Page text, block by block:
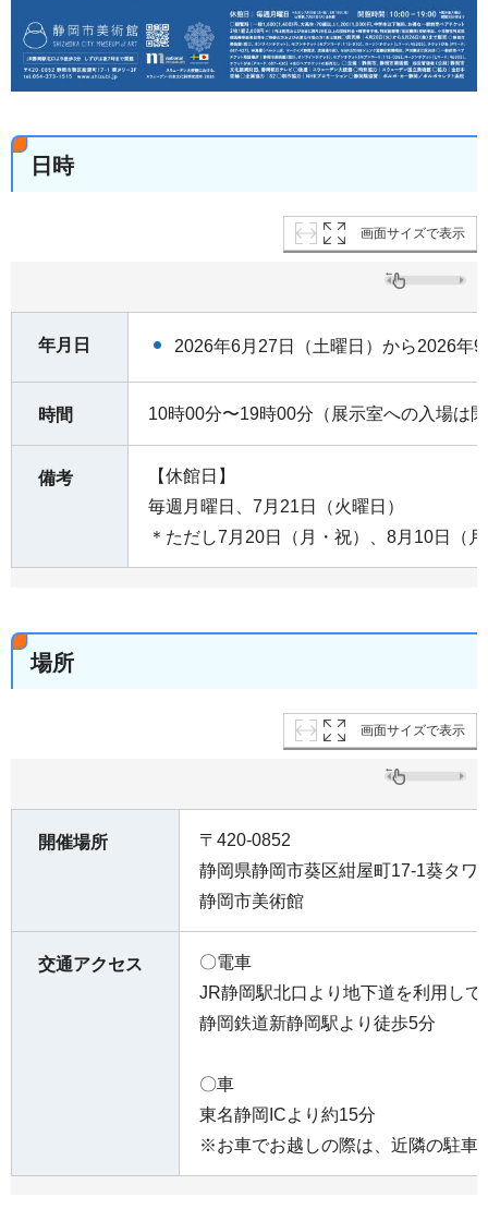
日時
画面サイズで表示
年月日 2026年6月27日（土曜日）から2026年
時間 10時00分〜19時00分（展示室への入場は
備考
【休館日】
毎週月曜日、7月21日（火曜日）
＊ただし7月20日（月・祝）、8月10日（
場所
画面サイズで表示
開催場所
〒420-0852
静岡県静岡市葵区紺屋町17-1葵タワ
静岡市美術館
交通アクセス
〇電車
JR静岡駅北口より地下道を利用して
静岡鉄道新静岡駅より徒歩5分
〇車
東名静岡ICより約15分
※お車でお越しの際は、近隣の駐車